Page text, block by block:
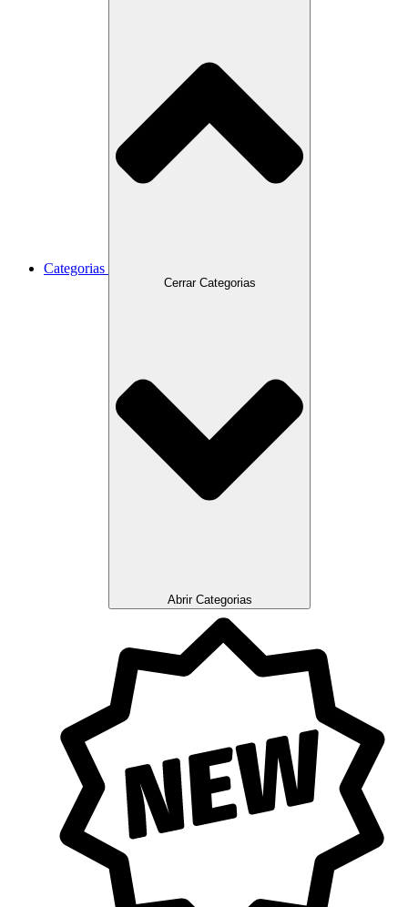
Categorias
Cerrar Categorias
Abrir Categorias